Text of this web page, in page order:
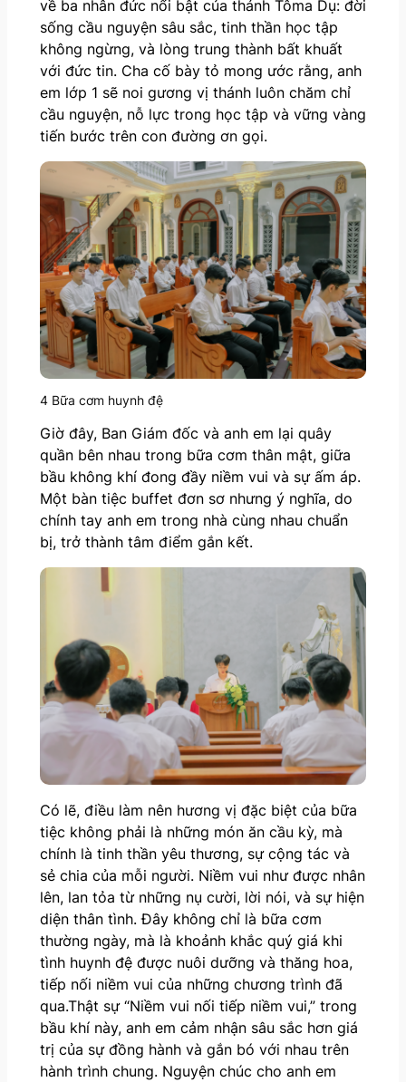
về ba nhân đức nổi bật của thánh Tôma Dụ: đời
sống cầu nguyện sâu sắc, tinh thần học tập
không ngừng, và lòng trung thành bất khuất
với đức tin. Cha cố bày tỏ mong ước rằng, anh
em lớp 1 sẽ noi gương vị thánh luôn chăm chỉ
cầu nguyện, nỗ lực trong học tập và vững vàng
tiến bước trên con đường ơn gọi.
4 Bữa cơm huynh đệ
Giờ đây, Ban Giám đốc và anh em lại quây
quần bên nhau trong bữa cơm thân mật, giữa
bầu không khí đong đầy niềm vui và sự ấm áp.
Một bàn tiệc buffet đơn sơ nhưng ý nghĩa, do
chính tay anh em trong nhà cùng nhau chuẩn
bị, trở thành tâm điểm gắn kết.
Có lẽ, điều làm nên hương vị đặc biệt của bữa
tiệc không phải là những món ăn cầu kỳ, mà
chính là tinh thần yêu thương, sự cộng tác và
sẻ chia của mỗi người. Niềm vui như được nhân
lên, lan tỏa từ những nụ cười, lời nói, và sự hiện
diện thân tình. Đây không chỉ là bữa cơm
thường ngày, mà là khoảnh khắc quý giá khi
tình huynh đệ được nuôi dưỡng và thăng hoa,
tiếp nối niềm vui của những chương trình đã
qua.Thật sự “Niềm vui nối tiếp niềm vui,” trong
bầu khí này, anh em cảm nhận sâu sắc hơn giá
trị của sự đồng hành và gắn bó với nhau trên
hành trình chung. Nguyện chúc cho anh em